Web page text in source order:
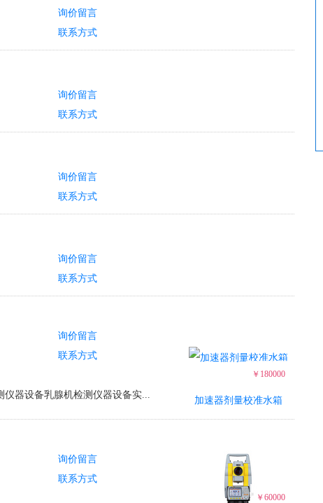
询价留言
联系方式
询价留言
联系方式
询价留言
联系方式
询价留言
联系方式
询价留言
联系方式
器设备乳腺机检测仪器设备实...
￥180000
加速器剂量校准水箱
询价留言
联系方式
￥60000